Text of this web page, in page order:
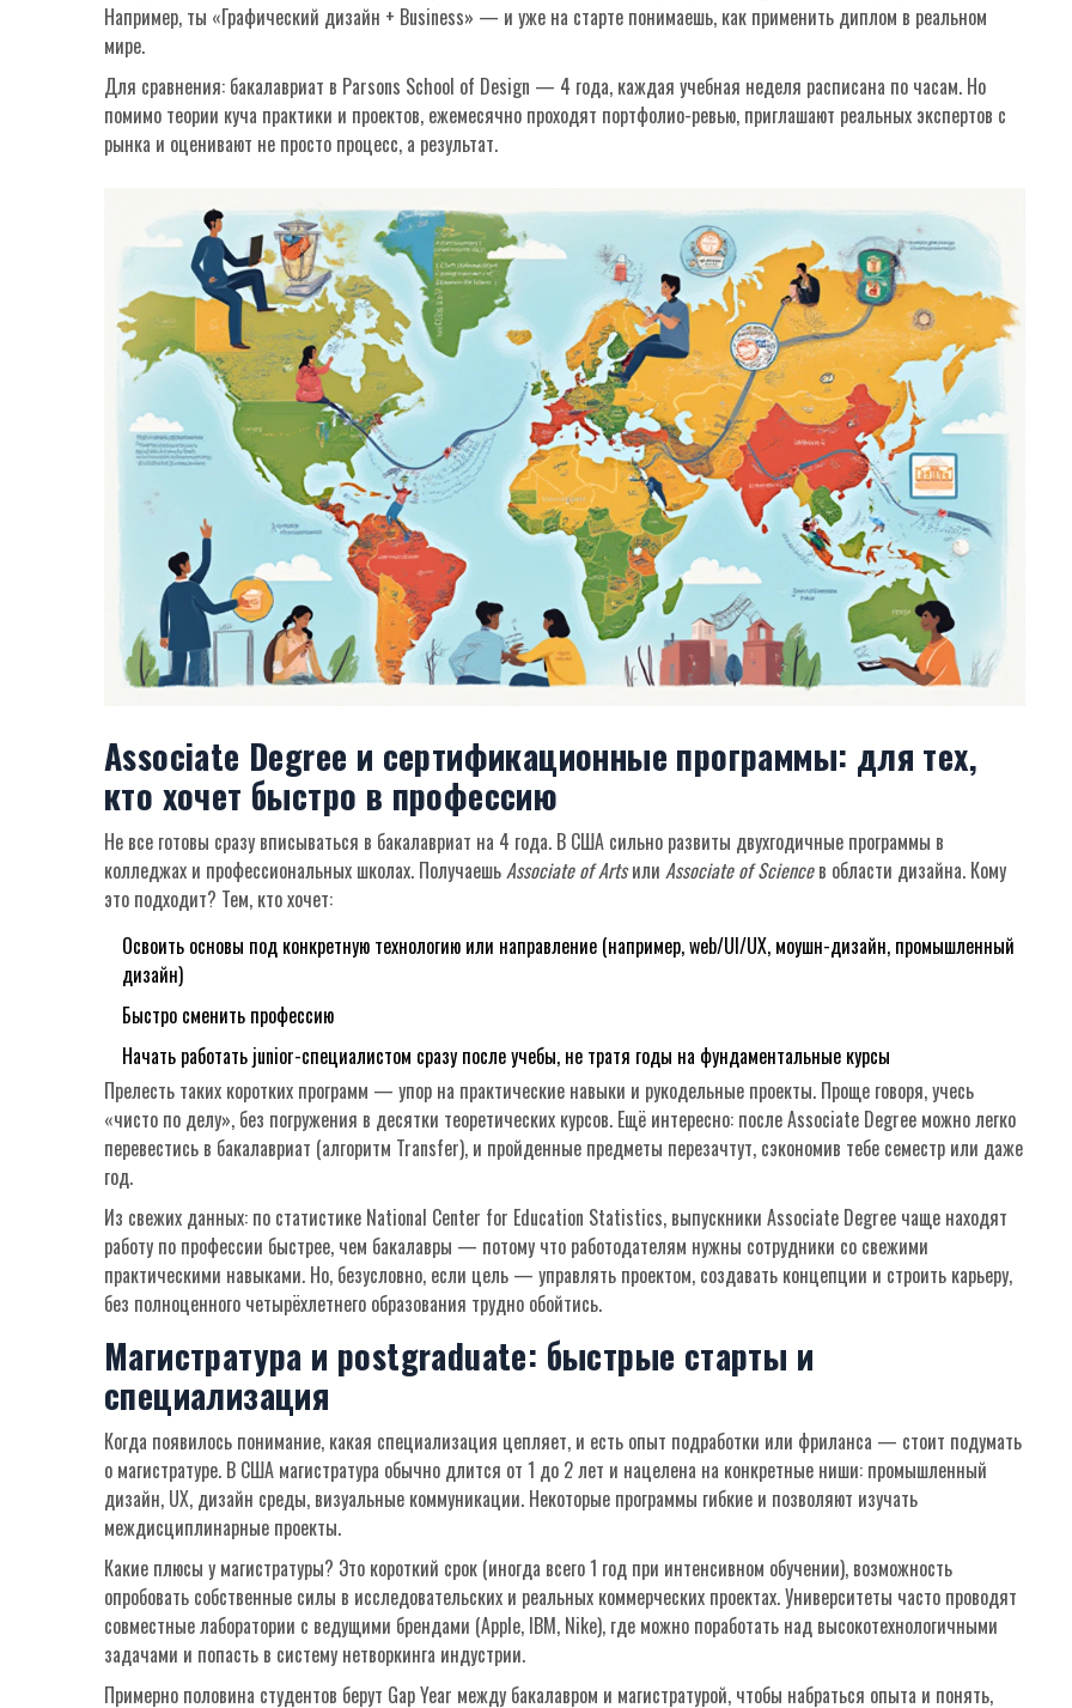
Например, ты «Графический дизайн + Business» — и уже на старте понимаешь, как применить диплом в реальном
мире.
Для сравнения: бакалавриат в Parsons School of Design — 4 года, каждая учебная неделя расписана по часам. Но
помимо теории куча практики и проектов, ежемесячно проходят портфолио-ревью, приглашают реальных экспертов с
рынка и оценивают не просто процесс, а результат.
Associate Degree и сертификационные программы: для тех,
кто хочет быстро в профессию
Не все готовы сразу вписываться в бакалавриат на 4 года. В США сильно развиты двухгодичные программы в
колледжах и профессиональных школах. ПолучаешьAssociate of Artsили Associate of Scienceв области дизайна. Кому
это подходит? Тем, кто хочет:
Освоить основы под конкретную технологию или направление (например, web/UI/UX, моушн-дизайн, промышленный
дизайн)
Быстро сменить профессию
Начать работать junior-специалистом сразу после учебы, не тратя годы на фундаментальные курсы
Прелесть таких коротких программ — упор на практические навыки и рукодельные проекты. Проще говоря, учесь
«чисто по делу», без погружения в десятки теоретических курсов. Ещё интересно: после Associate Degree можно легко
перевестись в бакалавриат (алгоритм Transfer), и пройденные предметы перезачтут, сэкономив тебе семестр или даже
год.
Из свежих данных: по статистике National Center for Education Statistics, выпускники Associate Degree чаще находят
работу по профессии быстрее, чем бакалавры — потому что работодателям нужны сотрудники со свежими
практическими навыками. Но, безусловно, если цель — управлять проектом, создавать концепции и строить карьеру,
без полноценного четырёхлетнего образования трудно обойтись.
Магистратура и postgraduate: быстрые старты и
специализация
Когда появилось понимание, какая специализация цепляет, и есть опыт подработки или фриланса — стоит подумать
о магистратуре. В США магистратура обычно длится от 1 до 2 лет и нацелена на конкретные ниши: промышленный
дизайн, UX, дизайн среды, визуальные коммуникации. Некоторые программы гибкие и позволяют изучать
междисциплинарные проекты.
Какие плюсы у магистратуры? Это короткий срок (иногда всего 1 год при интенсивном обучении), возможность
опробовать собственные силы в исследовательских и реальных коммерческих проектах. Университеты часто проводят
совместные лаборатории с ведущими брендами (Apple, IBM, Nike), где можно поработать над высокотехнологичными
задачами и попасть в систему нетворкинга индустрии.
Примерно половина студентов берут Gap Year между бакалавром и магистратурой, чтобы набраться опыта и понять,